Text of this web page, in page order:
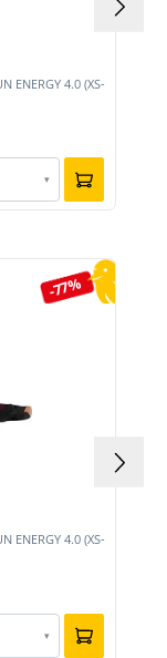
ENERGY 4.0 (XS-
▾
-77%
ENERGY 4.0 (XS-
▾